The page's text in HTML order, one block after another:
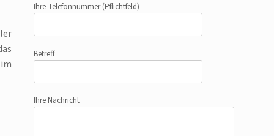
Ihre Telefonnummer(Pflichtfeld)
Betreff
Ihre Nachricht